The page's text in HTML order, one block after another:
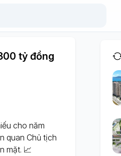
tỷ đồng
cho năm
quan Chủ tịch
mặt. 📈